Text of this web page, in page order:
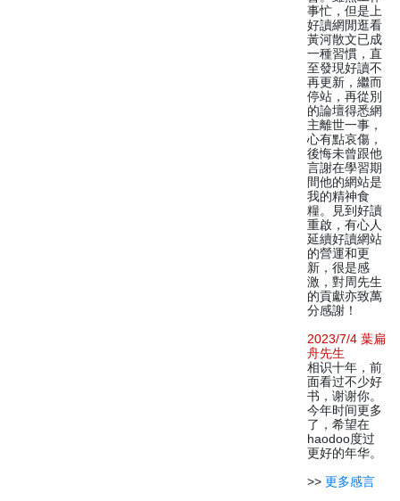
事忙，但是上
好讀網閒逛看
黃河散文已成
一種習慣，直
至發現好讀不
再更新，繼而
停站，再從別
的論壇得悉網
主離世一事，
心有點哀傷，
後悔未曾跟他
言謝在學習期
間他的網站是
我的精神食
糧。見到好讀
重啟，有心人
延續好讀網站
的營運和更
新，很是感
激，對周先生
的貢獻亦致萬
分感謝！
2023/7/4 葉扁
舟先生
相识十年，前
面看过不少好
书，谢谢你。
今年时间更多
了，希望在
haodoo度过
更好的年华。
>> 更多感言